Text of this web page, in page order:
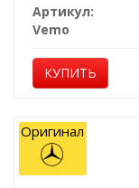
Артикул:
Vemo
КУПИТЬ
Оригинал